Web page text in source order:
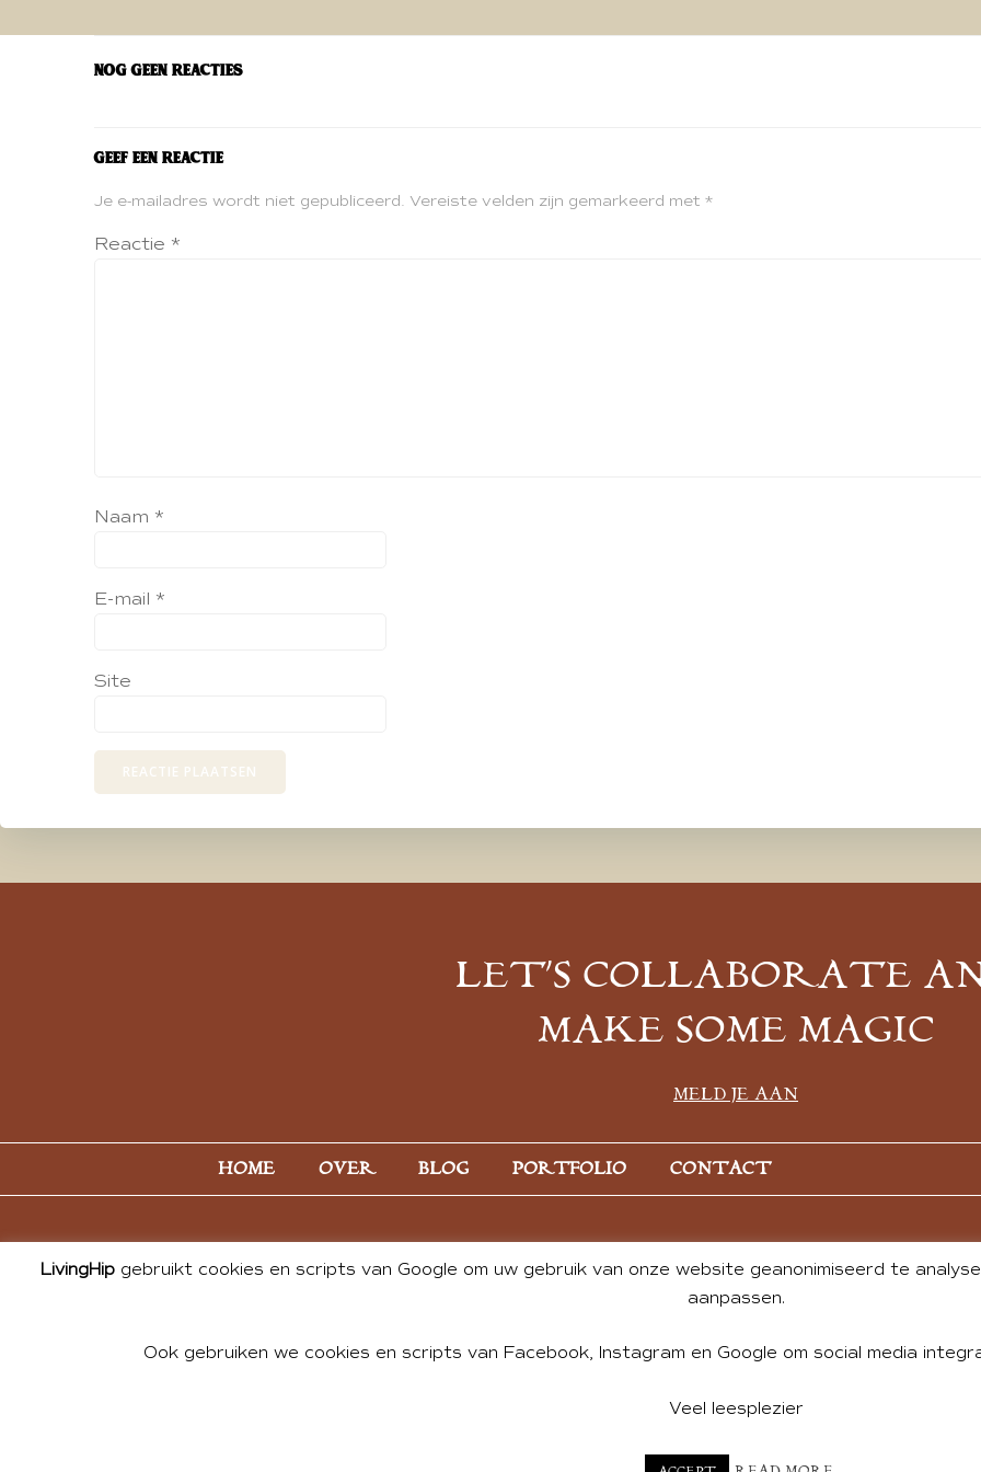
navigatie
Nog geen reacties
Geef een reactie
Je e-mailadres wordt niet gepubliceerd. Vereiste velden zijn gemarkeerd met *
Reactie *
Naam *
E-mail *
Site
LET’S COLLABORATE
MAKE SOME MAGIC
MELD JE AAN
HOME OVER BLOG PORTFOLIO CONTACT
© 2026 ALL PHOTOS & CONTENT BY ANDREA DE GROOT. WEBSITE DESIGN BY
LivingHip gebruikt cookies en scripts van Google om uw gebruik van onze website geanonimiseerd te
aanpassen.
Ook gebruiken we cookies en scripts van Facebook, Instagram en Google om social media
Veel leesplezier